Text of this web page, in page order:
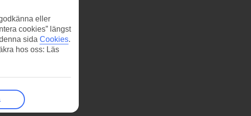
eller
cookies” längst
sida Cookies.
hos oss: Läs